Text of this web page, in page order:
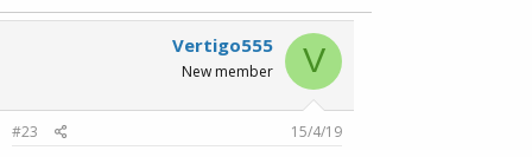
V
Vertigo555
New member
15/4/19
#23